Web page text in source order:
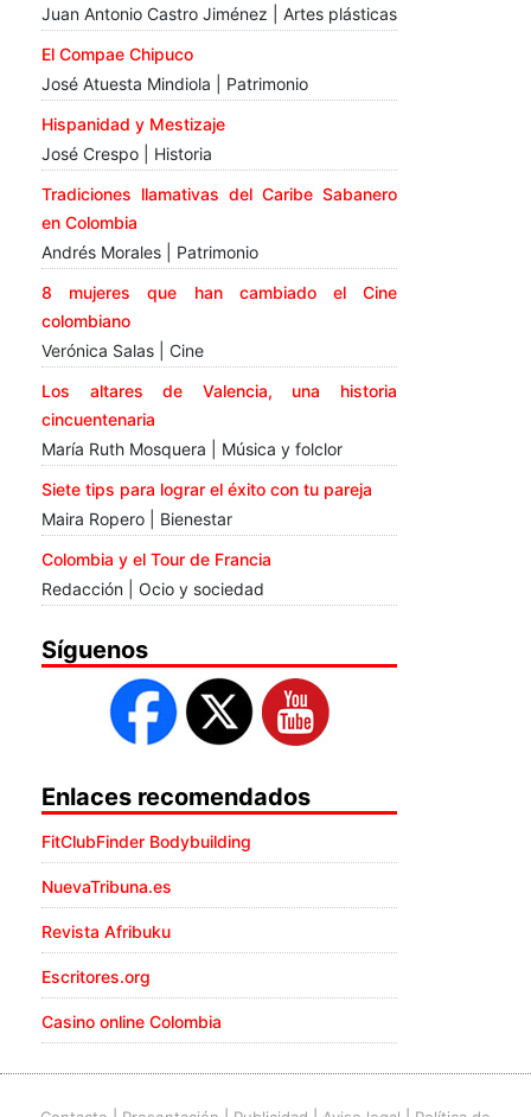
Juan Antonio Castro Jiménez | Artes plásticas
El Compae Chipuco
José Atuesta Mindiola | Patrimonio
Hispanidad y Mestizaje
José Crespo | Historia
Tradiciones llamativas del Caribe Sabanero
en Colombia
Andrés Morales | Patrimonio
8 mujeres que han cambiado el Cine
colombiano
Verónica Salas | Cine
Los altares de Valencia, una historia
cincuentenaria
María Ruth Mosquera | Música y folclor
Siete tips para lograr el éxito con tu pareja
Maira Ropero | Bienestar
Colombia y el Tour de Francia
Redacción | Ocio y sociedad
Síguenos
Enlaces recomendados
FitClubFinder Bodybuilding
NuevaTribuna.es
Revista Afribuku
Escritores.org
Casino online Colombia